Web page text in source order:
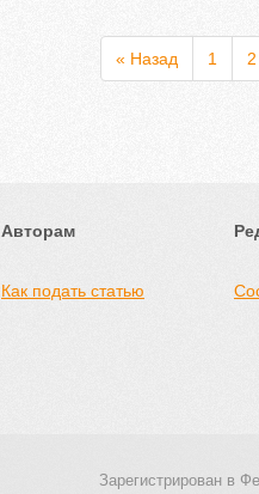
« Назад 1 2
Авторам
Как подать статью
Зарегистрирован в